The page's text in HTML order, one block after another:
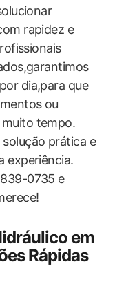
rapidez e
dia,para que
ou
tempo.
prática e
​experiência.
0735 e
em
Rápidas